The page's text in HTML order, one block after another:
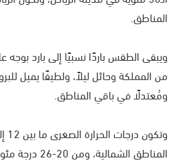
المناطق.
ويبقى الطقس باردًا نسبيًا إلى بارد بوجه
من المملكة وحائل ليلاً، ولطيفًا يميل
ومُعتدلًا في باقي المناطق.
المناطق الشمالية، ومن 20-26 درجة مئوية في العاصمة الرياض.